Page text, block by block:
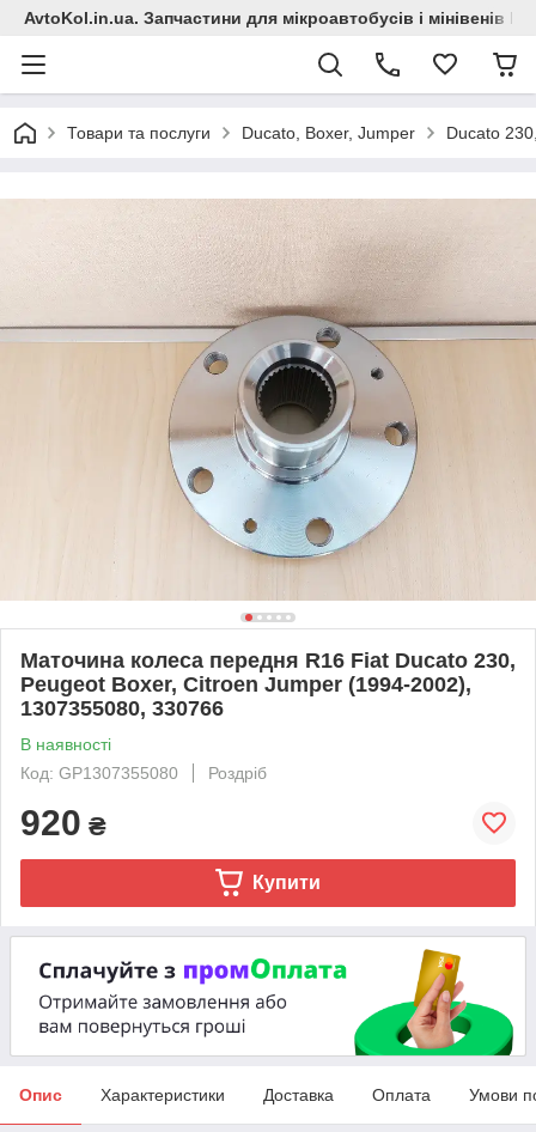
AvtoKol.in.ua. Запчастини для мікроавтобусів і мінівенів
Товари та послуги Ducato, Boxer, Jumper Ducato
Маточина колеса передня R16 Fiat Ducato 230,
Peugeot Boxer, Citroen Jumper (1994-2002),
1307355080, 330766
В наявності
Код: GP1307355080
Роздріб
920 ₴
Купити
Опис Характеристики Доставка Оплата Умови